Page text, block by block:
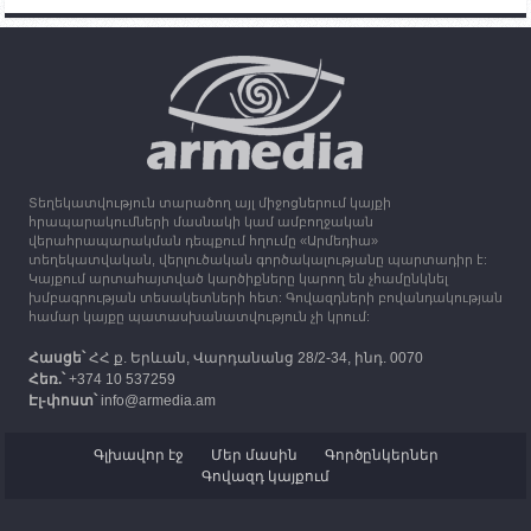
15:25 30.09.2023
սպասվում է անձրև և ամպրոպ
30.09.2023
Միացյալ Թագավորությունը 1 միլիոն ֆունտ
ստեռլինգ կհատկացնի՝ աջակցելու Լեռնային
Ղարաբաղից բռնի տեղահանվածներին
12:25 30.09.2023
Հայաստան է ժամանել բռնի տեղահանված 100
հազար 417 արցախցի
Տեղեկատվություն տարածող այլ միջոցներում կայքի
հրապարակումների մասնակի կամ ամբողջական
վերահրապարակման դեպքում հղումը «Արմեդիա»
տեղեկատվական, վերլուծական գործակալությանը պարտադիր է:
Կայքում արտահայտված կարծիքները կարող են չհամընկնել
խմբագրության տեսակետների հետ: Գովազդների բովանդակության
համար կայքը պատասխանատվություն չի կրում:
Հասցե՝ՀՀ ք. Երևան, Վարդանանց 28/2-34, ինդ. 0070
Հեռ.՝+374 10 537259
Էլ-փոստ՝info@armedia.am
Գլխավոր էջ Մեր մասին
Գործընկերներ
Գովազդ կայքում